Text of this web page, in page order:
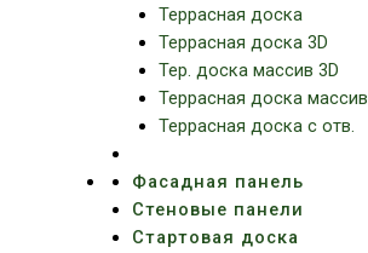
Террасная доска
Террасная доска 3D
Тер. доска массив 3D
Террасная доска массив
Террасная доска с отв.
Фасадная панель
Стеновые панели
Стартовая доска